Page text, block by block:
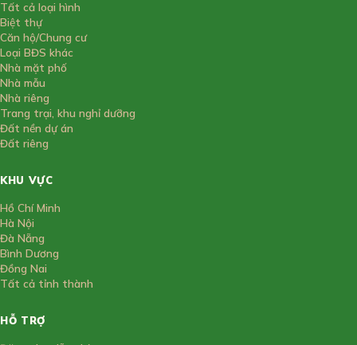
Tất cả loại hình
Biệt thự
Căn hộ/Chung cư
Loại BĐS khác
Nhà mặt phố
Nhà mẫu
Nhà riêng
Trang trại, khu nghỉ dưỡng
Đất nền dự án
Đất riêng
KHU VỰC
Hồ Chí Minh
Hà Nội
Đà Nẵng
Bình Dương
Đồng Nai
Tất cả tỉnh thành
HỖ TRỢ